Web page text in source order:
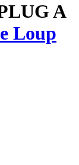
A
Loup